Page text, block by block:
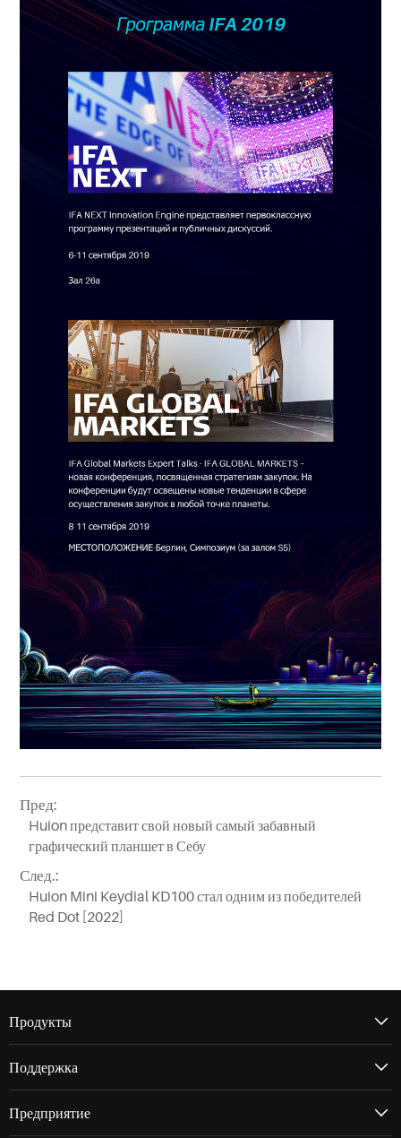
Пред:
Huion представит свой новый самый забавный
графический планшет в Себу
След.:
Huion Mini Keydial KD100 стал одним из победителей
Red Dot [2022]
Продукты
Поддержка
Предприятие